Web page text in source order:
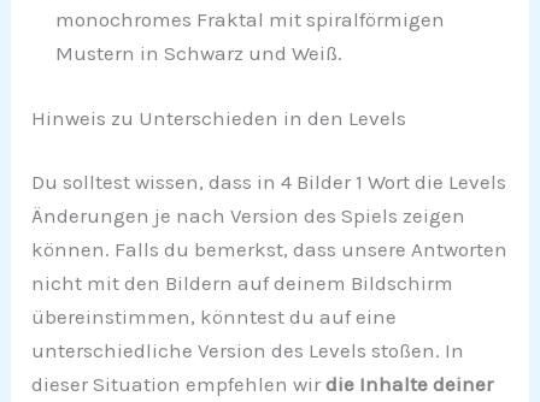
monochromes Fraktal mit spiralförmigen
Mustern in Schwarz und Weiß.
Hinweis zu Unterschieden in den Levels
Du solltest wissen, dass in 4 Bilder 1 Wort die Levels
Änderungen je nach Version des Spiels zeigen
können. Falls du bemerkst, dass unsere Antworten
nicht mit den Bildern auf deinem Bildschirm
übereinstimmen, könntest du auf eine
unterschiedliche Version des Levels stoßen. In
dieser Situation empfehlen wirdie Inhalte deiner